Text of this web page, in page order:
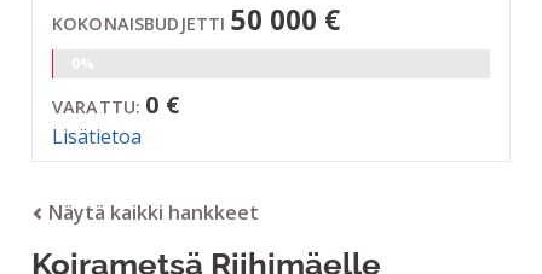
KOKONAISBUDJETTI 50 000 €
VARATTU: 0 €
Lisätietoa
Näytä kaikki hankkeet
Koirametsä Riihimäelle